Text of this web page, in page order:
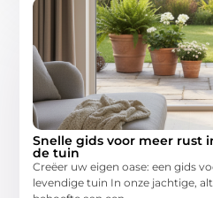
Snelle gids voor meer rust
de tuin
Creëer uw eigen oase: een gids
levendige tuin In onze jachtige,